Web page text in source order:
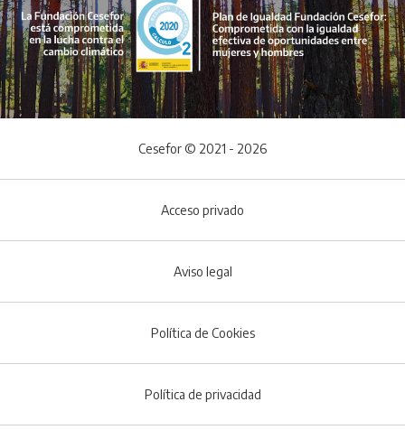
Cesefor © 2021 - 2026
Acceso privado
Aviso legal
Política de Cookies
Política de privacidad